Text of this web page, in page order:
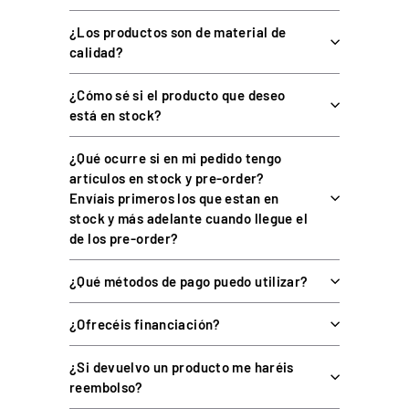
ESPECIFICACIONES TÉCNICAS
Par máximo 25 Nm
5 pares de polos, suave
Encoder 23 bits
Alimentación 480 W
Dimensiones (sin QR) 130 × 130 × 267 mm
15,7 kg
(tornillos M8)
¿Los productos son de material de
calidad?
¿Cómo sé si el producto que deseo
está en stock?
¿Qué ocurre si en mi pedido tengo
artículos en stock y pre-order?
Envíais primeros los que estan en
stock y más adelante cuando llegue el
de los pre-order?
¿Qué métodos de pago puedo utilizar?
¿Ofrecéis financiación?
¿Si devuelvo un producto me haréis
reembolso?